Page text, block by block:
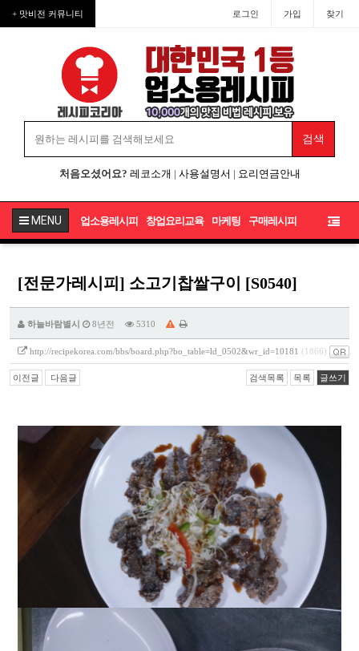
+ 맛비전 커뮤니티 로그인 가입 찾기
처음오셨어요? 레코소개 | 사용설명서 | 요리연금안내
MENU 업소용레시피 창업요리교육 마케팅 구매레시피
[전문가레시피] 소고기찹쌀구이 [S0540]
하늘바람별시 8년전 5310
http://recipekorea.com/bbs/board.php?bo_table=ld_0502&wr_id=10181 (1866)
이전글 다음글 검색목록 목록 글쓰기